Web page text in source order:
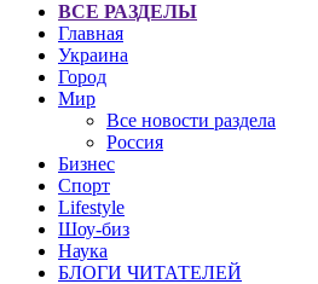
ВСЕ РАЗДЕЛЫ
Главная
Украина
Город
Мир
Все новости раздела
Россия
Бизнес
Спорт
Lifestyle
Шоу-биз
Наука
БЛОГИ ЧИТАТЕЛЕЙ